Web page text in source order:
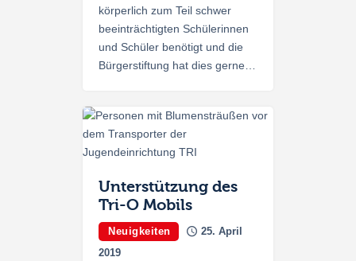
körperlich zum Teil schwer
beeinträchtigten Schülerinnen
und Schüler benötigt und die
Bürgerstiftung hat dies gerne…
Unterstützung des
Tri-O Mobils
Neuigkeiten
25. April
2019